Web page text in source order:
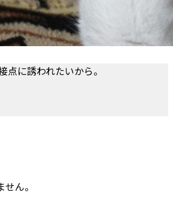
に誘われたいから。
ん。